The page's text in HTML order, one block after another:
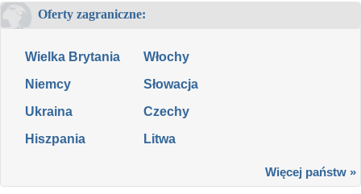
Oferty zagraniczne:
Wielka Brytania
Niemcy
Ukraina
Hiszpania
Włochy
Słowacja
Czechy
Litwa
Więcej państw »